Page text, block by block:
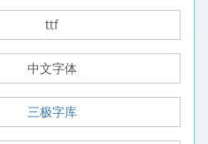
ttf
中文字体
三极字库